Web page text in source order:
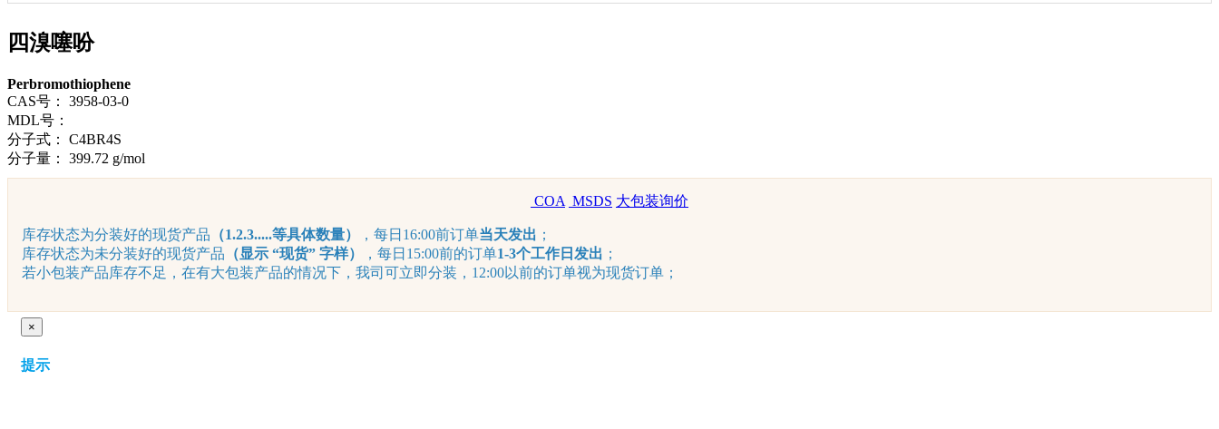
四溴噻吩
Perbromothiophene
CAS号：
3958-03-0
MDL号：
分子式：
C4BR4S
分子量：
399.72 g/mol
COA MSDS 大包装询价
库存状态为分装好的现货产品 （1.2.3.....等具体数量） ，每日16:00前订单当天发出 ；
库存状态为未分装好的现货产品 （显示 “现货” 字样） ，每日15:00前的订单1-3个工作日发出 ；
若小包装产品库存不足，在有大包装产品的情况下，我司可立即分装，12:00以前的订单视为现货订单；
×
提示